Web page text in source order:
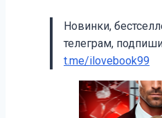
Новинки,
телеграм,
t.me/ilovebook99